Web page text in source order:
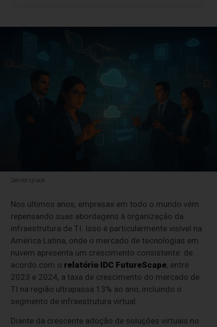
Serverspace
Nos últimos anos, empresas em todo o mundo vêm
repensando suas abordagens à organização da
infraestrutura de TI. Isso é particularmente visível na
América Latina, onde o mercado de tecnologias em
nuvem apresenta um crescimento consistente: de
acordo com o relatório IDC FutureScape, entre
2023 e 2024, a taxa de crescimento do mercado de
TI na região ultrapassa 13% ao ano, incluindo o
segmento de infraestrutura virtual.
Diante da crescente adoção de soluções virtuais no